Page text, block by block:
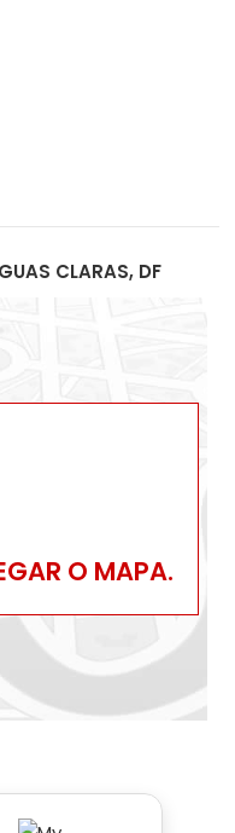
CLARAS, DF
O MAPA.